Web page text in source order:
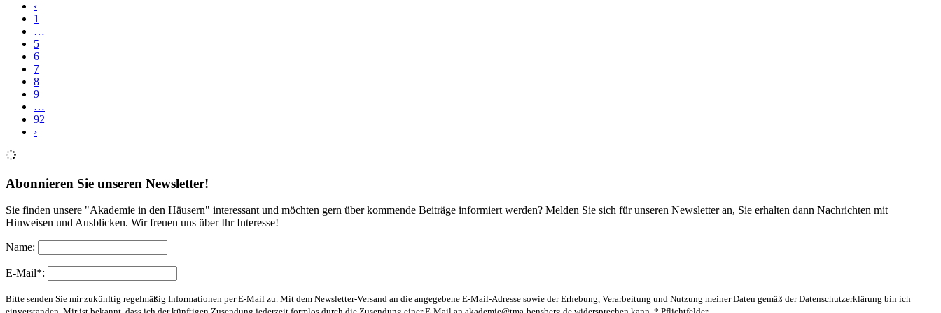
‹
1
…
5
6
7
8
9
…
92
›
Abonnieren Sie unseren Newsletter!
Sie finden unsere "Akademie in den Häusern" interessant und möchten gern über kommende Beiträge informiert werden? Melden Sie sich für unseren Newsletter an, Sie erhalten dann Nachrichten mit
Hinweisen und Ausblicken. Wir freuen uns über Ihr Interesse!
Name:
E-Mail*:
Bitte senden Sie mir zukünftig regelmäßig Informationen per E-Mail zu. Mit dem Newsletter-Versand an die angegebene E-Mail-Adresse sowie der Erhebung, Verarbeitung und Nutzung meiner Daten gemäß der Datenschutzerklärung bin ich